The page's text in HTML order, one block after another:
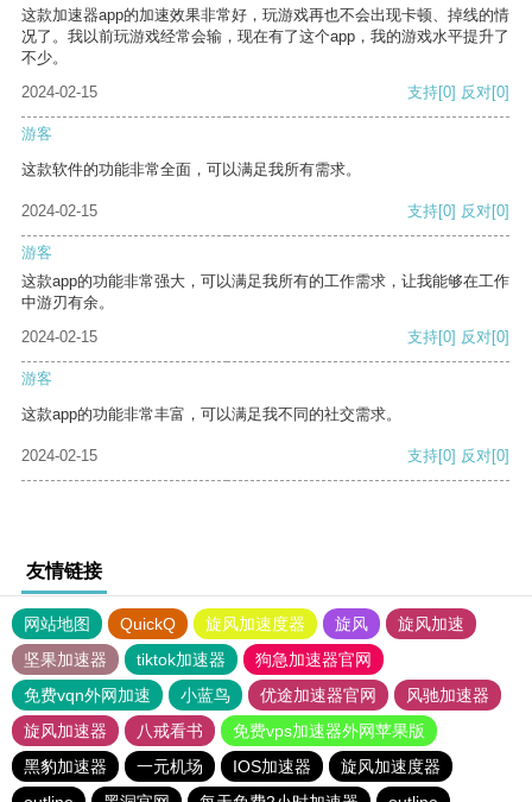
这款加速器app的加速效果非常好，玩游戏再也不会出现卡顿、掉线的情
况了。我以前玩游戏经常会输，现在有了这个app，我的游戏水平提升了
不少。
2024-02-15
支持[0] 反对[0]
游客
这款软件的功能非常全面，可以满足我所有需求。
2024-02-15 支持[0] 反对[0]
游客
这款app的功能非常强大，可以满足我所有的工作需求，让我能够在工作
中游刃有余。
2024-02-15
支持[0] 反对[0]
游客
这款app的功能非常丰富，可以满足我不同的社交需求。
2024-02-15 支持[0] 反对[0]
友情链接
网站地图 QuickQ 旋风加速度器 旋风
旋风加速
坚果加速器
tiktok加速器
狗急加速器官网
免费vqn外网加速
小蓝鸟 优途加速器官网
风驰加速器
旋风加速器
八戒看书
免费vps加速器外网苹果版
黑豹加速器
一元机场 IOS加速器
旋风加速度器